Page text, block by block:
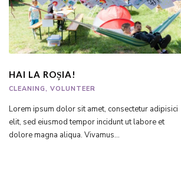
HAI LA ROȘIA!
CLEANING, VOLUNTEER
Lorem ipsum dolor sit amet, consectetur adipisici
elit, sed eiusmod tempor incidunt ut labore et
dolore magna aliqua. Vivamus...